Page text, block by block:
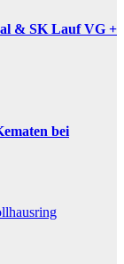
& SK Lauf VG +
bei